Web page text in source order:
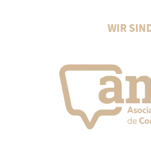
WIR